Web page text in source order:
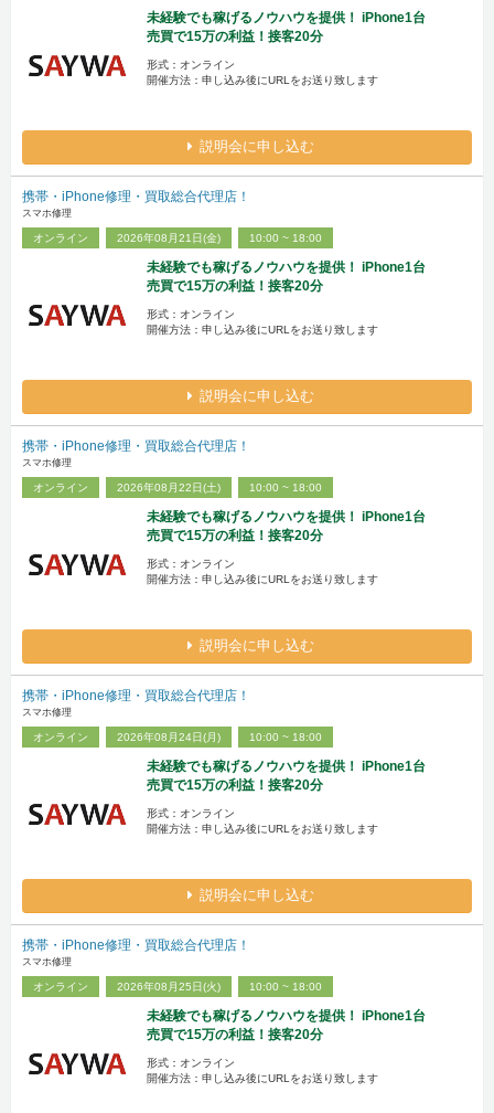
未経験でも稼げるノウハウを提供！ iPhone1台
売買で15万の利益！接客20分
形式：オンライン
開催方法：申し込み後にURLをお送り致します
説明会に申し込む
携帯・iPhone修理・買取総合代理店！
スマホ修理
オンライン 2026年08月21日(金) 10:00 ~ 18:00
未経験でも稼げるノウハウを提供！ iPhone1台
売買で15万の利益！接客20分
形式：オンライン
開催方法：申し込み後にURLをお送り致します
説明会に申し込む
携帯・iPhone修理・買取総合代理店！
スマホ修理
オンライン 2026年08月22日(土) 10:00 ~ 18:00
未経験でも稼げるノウハウを提供！ iPhone1台
売買で15万の利益！接客20分
形式：オンライン
開催方法：申し込み後にURLをお送り致します
説明会に申し込む
携帯・iPhone修理・買取総合代理店！
スマホ修理
オンライン 2026年08月24日(月) 10:00 ~ 18:00
未経験でも稼げるノウハウを提供！ iPhone1台
売買で15万の利益！接客20分
形式：オンライン
開催方法：申し込み後にURLをお送り致します
説明会に申し込む
携帯・iPhone修理・買取総合代理店！
スマホ修理
オンライン 2026年08月25日(火) 10:00 ~ 18:00
未経験でも稼げるノウハウを提供！ iPhone1台
売買で15万の利益！接客20分
形式：オンライン
開催方法：申し込み後にURLをお送り致します